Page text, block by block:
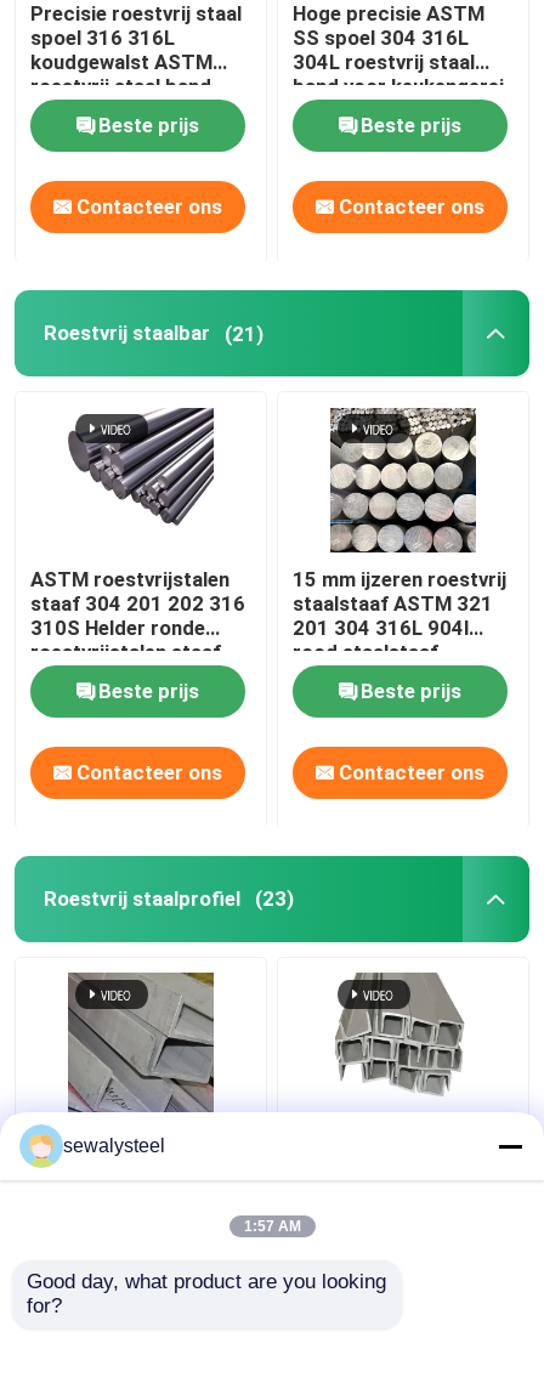
De Plaat van het aluminiumblad
Aluminiumrol
Aluminium om Staaf
aluminium om buis
Koper Ronde Bar
Vaste koperdraad
Ronde Koperpijp
Koperen plaat
De Rol van de koperstrook
Precisie roestvrij staal
spoel 316 316L
koudgewalst ASTM
roestvrij staal band
Beste prijs
Contacteer ons
Hoge precisie ASTM
SS spoel 304 316L
304L roestvrij staal
band voor keukengerei
Beste prijs
Contacteer ons
Roestvrij staalbar (21)
ASTM roestvrijstalen
staaf 304 201 202 316
310S Helder ronde
roestvrijstalen staaf
Beste prijs
Contacteer ons
15 mm ijzeren roestvrij
staalstaaf ASTM 321
201 304 316L 904l
rood staalstaaf
Beste prijs
Contacteer ons
Roestvrij staalprofiel (23)
410 430 904L 409L
310s Roestvrij staal
warmgewalste
hoekbalk
sewalysteel
1:57 AM
Good day, what product are you looking
for?